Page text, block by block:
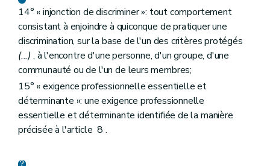
14° « injonction de discriminer »: tout comportement
consistant à enjoindre à quiconque de pratiquer une
discrimination, sur la base de l'un des critères protégés
(...) , à l'encontre d'une personne, d'un groupe, d'une
communauté ou de l'un de leurs membres;
15° « exigence professionnelle essentielle et
déterminante »: une exigence professionnelle
essentielle et déterminante identifiée de la manière
précisée à l'article 8 .